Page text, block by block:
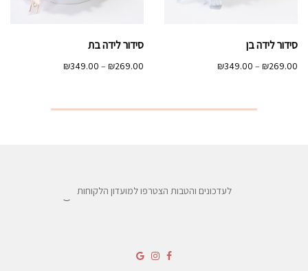
סידור לידה בן
₪269.00
–
₪349.00
עד
סידור לידה בת
₪269.00
–
₪349.00
עד
לעדכונים והטבות הצטרפו למועדון הלקוחות